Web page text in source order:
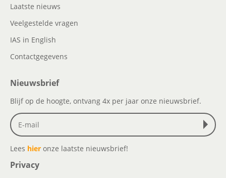
Laatste nieuws
Veelgestelde vragen
IAS in English
Contactgegevens
Nieuwsbrief
Blijf op de hoogte, ontvang 4x per jaar onze nieuwsbrief.
Lees hier onze laatste nieuwsbrief!
Privacy